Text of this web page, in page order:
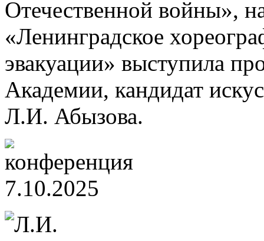
Отечественной войны»,
«Ленинградское
эвакуации» выступила
Академии, кандидат
Л.И. Абызова.